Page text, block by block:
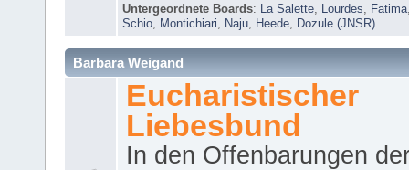
Untergeordnete Boards: La Salette Lourdes Fatima
Schio
Montichiari Naju Heede Dozule (JNSR)
Barbara Weigand
Eucharistischer
Liebesbund
In den Offenbarungen